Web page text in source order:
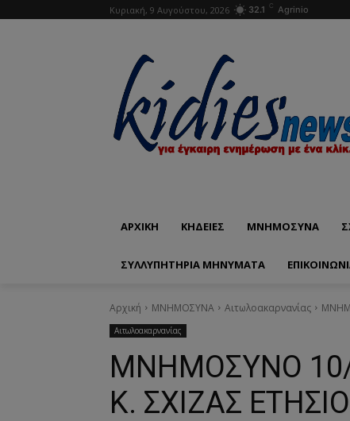
Κυριακή, 9 Αυγούστου, 2026 32.1 C Agrinio
ΑΡΧΙΚΗ ΚΗΔΕΙΕΣ ΜΝΗΜΟΣΥΝΑ
ΣΥΛΛΥΠΗΤΗΡΙΑ ΜΗΝΥΜΑΤΑ
Αρχική ΜΝΗΜΟΣΥΝΑ Αιτωλοακαρνανίας
Αιτωλοακαρνανίας
ΜΝΗΜΟΣΥΝΟ 10/
Κ. ΣΧΙΖΑΣ ΕΤΗΣΙΟ